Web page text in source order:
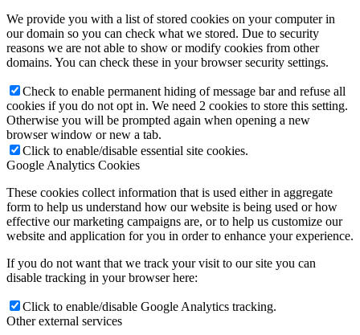
We provide you with a list of stored cookies on your computer in
our domain so you can check what we stored. Due to security
reasons we are not able to show or modify cookies from other
domains. You can check these in your browser security settings.
Check to enable permanent hiding of message bar and refuse all
cookies if you do not opt in. We need 2 cookies to store this setting.
Otherwise you will be prompted again when opening a new
browser window or new a tab.
Click to enable/disable essential site cookies.
Google Analytics Cookies
These cookies collect information that is used either in aggregate
form to help us understand how our website is being used or how
effective our marketing campaigns are, or to help us customize our
website and application for you in order to enhance your experience.
If you do not want that we track your visit to our site you can
disable tracking in your browser here:
Click to enable/disable Google Analytics tracking.
Other external services